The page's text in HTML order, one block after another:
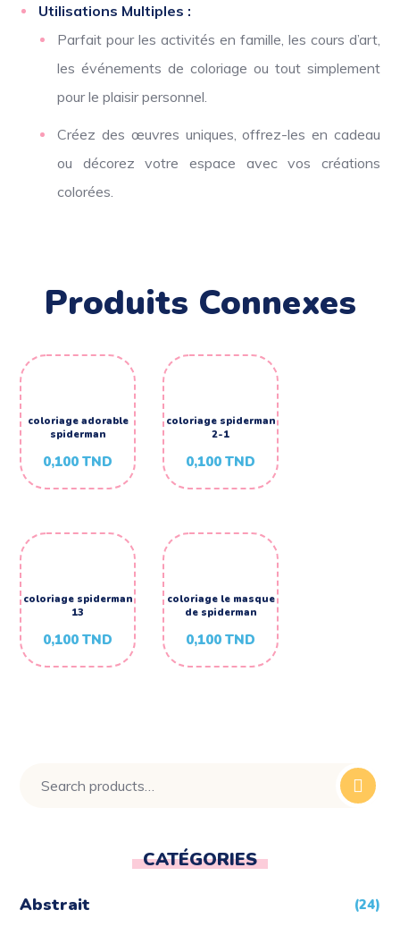
Utilisations Multiples :
Parfait pour les activités en famille, les cours d’art,
les événements de coloriage ou tout simplement
pour le plaisir personnel.
Créez des œuvres uniques, offrez-les en cadeau
ou décorez votre espace avec vos créations
colorées.
Produits Connexes
coloriage adorable
spiderman
0,100TND
coloriage spiderman
2-1
0,100TND
coloriage spiderman
13
0,100TND
coloriage le masque
de spiderman
0,100TND
CATÉGORIES
Abstrait (24)